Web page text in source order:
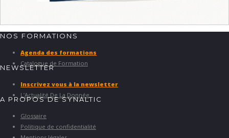
NOS FORMATIONS
Agenda des formations
Catalogue de Formation
NEWSLETTER
Inscrivez vous à la newsletter
L’Actualité De La Donnée
A PROPOS DE SYNALTIC
Glossaire
Politique de confidentialité